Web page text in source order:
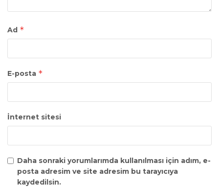
Ad *
E-posta *
İnternet sitesi
Daha sonraki yorumlarımda kullanılması için adım, e-
posta adresim ve site adresim bu tarayıcıya
kaydedilsin.